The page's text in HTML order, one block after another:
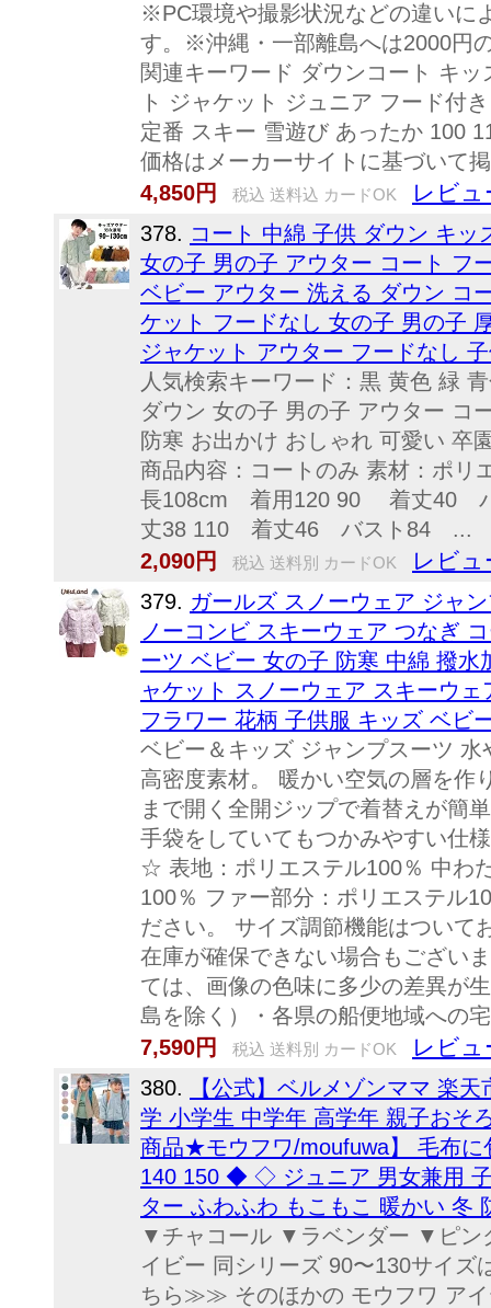
※PC環境や撮影状況などの違いに
す。※沖縄・一部離島へは2000円
関連キーワード ダウンコート キ
ト ジャケット ジュニア フード付
定番 スキー 雪遊び あったか 100
価格はメーカーサイトに基づいて
4,850円
税込 送料込 カードOK レビュ
378. コート 中綿 子供 ダウン キ
女の子 男の子 アウター コート フ
ベビー アウター 洗える ダウン コ
ケット フードなし 女の子 男の子
ジャケット アウター フードなし
人気検索キーワード：黒 黄色 緑
ダウン 女の子 男の子 アウター コ
防寒 お出かけ おしゃれ 可愛い 卒
商品内容：コートのみ 素材：ポ
長108cm 着用120 90 着丈40
丈38 110 着丈46 バスト84 ...
2,090円
税込 送料別 カードOK レビュ
379. ガールズ スノーウェア ジャ
ノーコンビ スキーウェア つなぎ
ーツ ベビー 女の子 防寒 中綿 撥
ャケット スノーウェア スキーウ
フラワー 花柄 子供服 キッズ ベビ
ベビー＆キッズ ジャンプスーツ
高密度素材。 暖かい空気の層を作
まで開く全開ジップで着替えが簡
手袋をしていてもつかみやすい
☆ 表地：ポリエステル100％ 中わ
100％ ファー部分：ポリエステ
ださい。 サイズ調節機能はつい
在庫が確保できない場合もござい
ては、画像の色味に多少の差異が
島を除く）・各県の船便地域への
7,590円
税込 送料別 カードOK レビュ
380.
【公式】ベルメゾンママ 楽
学 小学生 中学年 高学年 親子おそ
商品★モウフワ/moufuwa】 毛布
140 150 ◆ ◇ ジュニア 男女兼用
ター ふわふわ もこもこ 暖かい 冬
▼チャコール ▼ラベンダー ▼ピ
イビー 同シリーズ 90〜130サイ
ちら≫≫ そのほかの モウフワ ア